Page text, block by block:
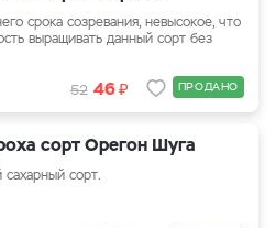
срока созревания, невысокое, что
выращивать данный сорт без
52 46₽ ПРОДАНО
сорт Орегон Шуга
сорт.